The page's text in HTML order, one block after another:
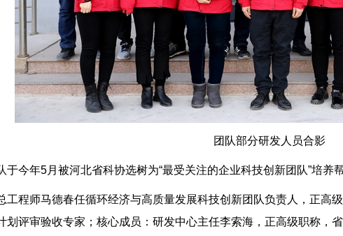
团队部分研发人员合影
于今年5月被河北省科协选树为“最受关注的企业科技创新团队”培养
工程师马德春任循环经济与高质量发展科技创新团队负责人，正高
划评审验收专家；核心成员：研发中心主任李索海，正高级职称，